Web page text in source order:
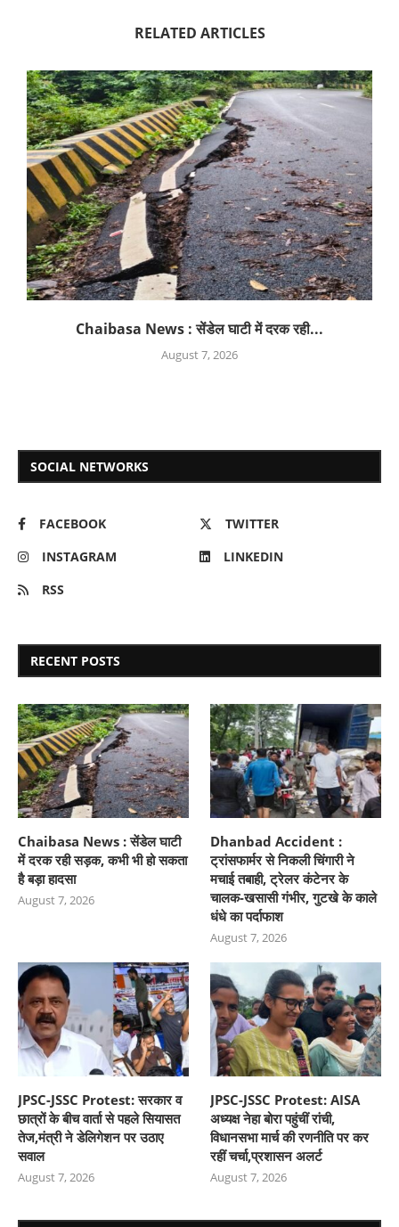
RELATED ARTICLES
Chaibasa News : सेंडेल घाटी में दरक रही...
August 7, 2026
SOCIAL NETWORKS
FACEBOOK
TWITTER
INSTAGRAM
LINKEDIN
RSS
RECENT POSTS
Chaibasa News : सेंडेल घाटी
में दरक रही सड़क, कभी भी हो सकता
है बड़ा हादसा
August 7, 2026
Dhanbad Accident :
ट्रांसफार्मर से निकली चिंगारी ने
मचाई तबाही, ट्रेलर कंटेनर के
चालक-खसासी गंभीर, गुटखे के काले
धंधे का पर्दाफाश
August 7, 2026
JPSC-JSSC Protest: सरकार व
छात्रों के बीच वार्ता से पहले सियासत
तेज,मंत्री ने डेलिगेशन पर उठाए
सवाल
August 7, 2026
JPSC-JSSC Protest: AISA
अध्यक्ष नेहा बोरा पहुंचीं रांची,
विधानसभा मार्च की रणनीति पर कर
रहीं चर्चा,प्रशासन अलर्ट
August 7, 2026